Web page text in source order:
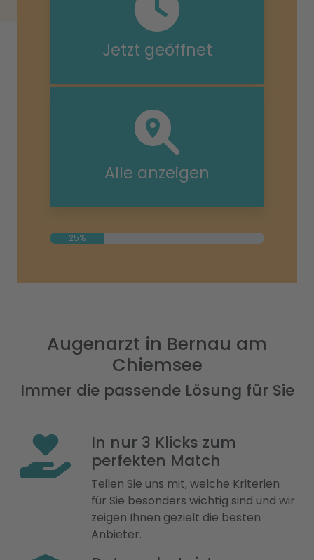
Jetzt geöffnet
Alle anzeigen
25%
Augenarzt in Bernau am
Chiemsee
Immer die passende Lösung für Sie
In nur 3 Klicks zum
perfekten Match
Teilen Sie uns mit, welche Kriterien
für Sie besonders wichtig sind und wir
zeigen Ihnen gezielt die besten
Anbieter.